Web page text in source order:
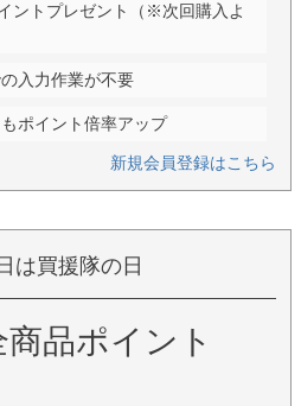
ントプレゼント（※次回購入よ
入力作業が不要
ポイント倍率アップ
新規会員登録はこちら
は買援隊の日
品ポイント